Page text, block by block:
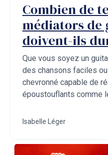
Combien de
médiators de
doivent-ils
Que vous soyez un
des chansons faciles
chevronné capable de
époustouflants comme
Isabelle Léger